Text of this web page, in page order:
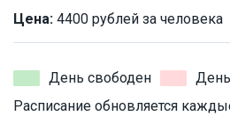
Цена: 4400 рублей за человека
День свободен
Расписание обновляется